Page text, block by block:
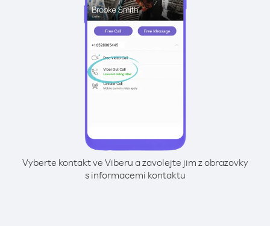
Vyberte kontakt ve Viberu a zavolejte jim z obrazovky
s informacemi kontaktu